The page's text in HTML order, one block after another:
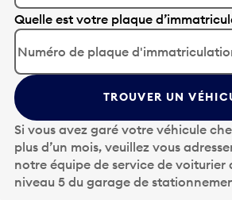
A
p
p
u
y
e
s
u
r
l
Quelle est votre plaque
TROUVER UN
Si vous avez garé votre véhicule
plus d’un mois, veuillez vous
notre équipe de service de voiturier
niveau 5 du garage de